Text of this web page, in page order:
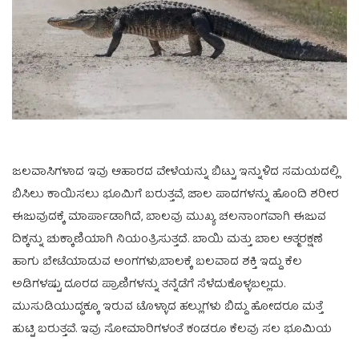
ಜಲವಾಸಿಗಳಾದ ಇವು ಆಹಾರದ ವೇಳೆಯನ್ನು ಬಿಟ್ಟು ಇನ್ನುಳಿದ ಸಮಯದಲ್ಲಿ
ಬಿಸಿಲು ಕಾಯಿಸಲು ಭೂಮಿಗೆ ಬರುತ್ತವೆ, ಜಾಲ ಪಾದಗಳನ್ನು ಹೊಂದಿ ಶರೀರ
ಈಜುವುದಕ್ಕೆ ಮಾರ್ಪಾಡಾಗಿದೆ, ಬಾಲವು ಮುಖ್ಯ ಚಲನಾಂಗವಾಗಿ ಈಜುವ
ದಿಕ್ಕನ್ನು ಚುಕ್ಕಾಣಿಯಾಗಿ ನಿಯಂತ್ರಿಸುತ್ತದೆ. ಬಾಯಿ ಮತ್ತು ಬಾಲ ಆತ್ಮರಕ್ಷಣೆ
ಹಾಗು ಬೇಟೆಯಾಡುವ ಅಂಗಗಳು,ಬಾಲಕ್ಕೆ ಬಲವಾದ ಶಕ್ತಿ ಇದ್ದು ಕೆಲ
ಅಡಿಗಳಷ್ಟು ದೂರದ ಪ್ರಾಣಿಗಳನ್ನು ತನ್ನೆಡೆಗೆ ಸೆಳೆದುಕೊಳ್ಳಬಲ್ಲದು.
ಮುಸುಡಿಯುದ್ಧಕ್ಕೂ ಇರುವ ಟೊಳ್ಳಾದ ಹಲ್ಲುಗಳು ಬಿದ್ದು ಹೋದರೂ ಮತ್ತೆ
ಹುಟ್ಟಿ ಬರುತ್ತವೆ. ಇವು ಸೋಮಾರಿಗಳಂತೆ ಕಂಡರೂ ಕೆಲವು ಸಲ ಭೂಮಿಯ